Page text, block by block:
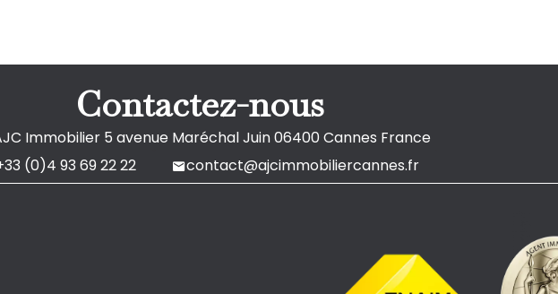
Contactez-nous
Immobilier5 avenue Maréchal Juin06400 Cannes France
(0)4 93 69 22 22
contact@ajcimmobiliercannes.fr